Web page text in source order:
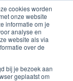
cookies worden
onze website
informatie om je
analyse en
website als via
over de
bij je bezoek aan
geplaatst om
Inloggen account